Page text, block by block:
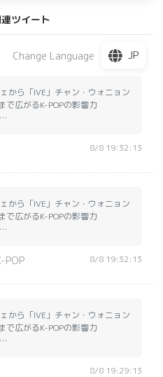
ツイート
Change Language JP
から「IVE」チャン・ウォニョン
広がるK-POPの影響力
8/8 19:32:13
から「IVE」チャン・ウォニョン
広がるK-POPの影響力
POP 8/8 19:32:13
から「IVE」チャン・ウォニョン
広がるK-POPの影響力
8/8 19:29:13